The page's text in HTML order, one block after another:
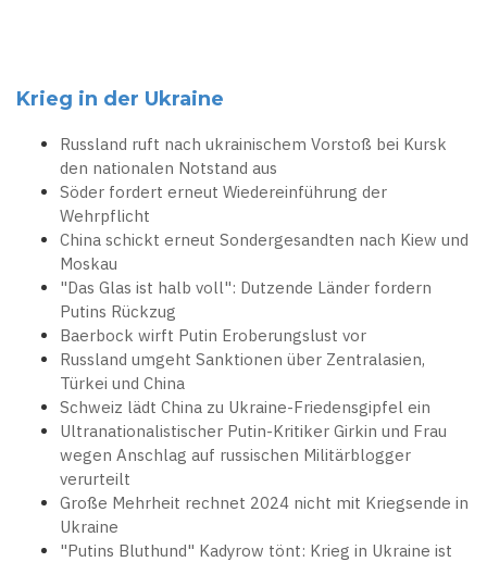
Krieg in der Ukraine
Russland ruft nach ukrainischem Vorstoß bei Kursk
den nationalen Notstand aus
Söder fordert erneut Wiedereinführung der
Wehrpflicht
China schickt erneut Sondergesandten nach Kiew und
Moskau
"Das Glas ist halb voll": Dutzende Länder fordern
Putins Rückzug
Baerbock wirft Putin Eroberungslust vor
Russland umgeht Sanktionen über Zentralasien,
Türkei und China
Schweiz lädt China zu Ukraine-Friedensgipfel ein
Ultranationalistischer Putin-Kritiker Girkin und Frau
wegen Anschlag auf russischen Militärblogger
verurteilt
Große Mehrheit rechnet 2024 nicht mit Kriegsende in
Ukraine
"Putins Bluthund" Kadyrow tönt: Krieg in Ukraine ist